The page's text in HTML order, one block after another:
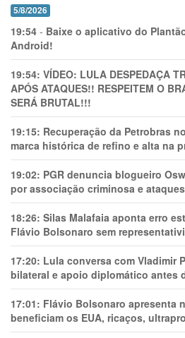
5/8/2026
19:54 - Baixe o aplicativo do
Android!
19:54: VÍDEO: LULA DESPEDAÇA
APÓS ATAQUES!! RESPEITEM O
SERÁ BRUTAL!!!
19:15: Recuperação da Petrobras
marca histórica de refino e alta na
19:02: PGR denuncia blogueiro
por associação criminosa e
18:26: Silas Malafaia aponta erro
Flávio Bolsonaro sem
17:20: Lula conversa com Vladimir
bilateral e apoio diplomático antes
17:01: Flávio Bolsonaro apresenta
beneficiam os EUA, ricaços,